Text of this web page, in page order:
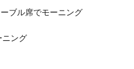
ブル席でモーニング
ニング